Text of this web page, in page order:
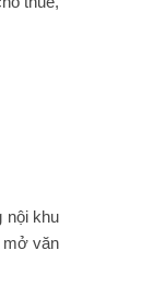
nội khu
mở văn